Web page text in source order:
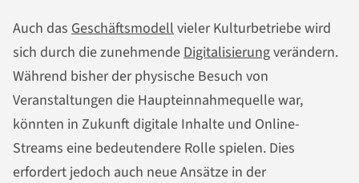
Auch das Geschäftsmodell vieler Kulturbetriebe wird
sich durch die zunehmende Digitalisierungverändern.
Während bisher der physische Besuch von
Veranstaltungen die Haupteinnahmequelle war,
könnten in Zukunft digitale Inhalte und Online-
Streams eine bedeutendere Rolle spielen. Dies
erfordert jedoch auch neue Ansätze in der